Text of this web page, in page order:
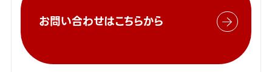
お問い合わせはこちらから